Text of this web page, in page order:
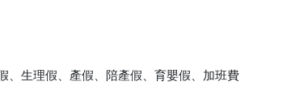
、生理假、產假、陪產假、育嬰假、加班費